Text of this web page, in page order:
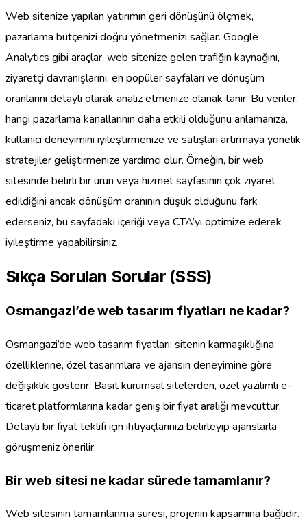
Web sitenize yapılan yatırımın geri dönüşünü ölçmek,
pazarlama bütçenizi doğru yönetmenizi sağlar. Google
Analytics gibi araçlar, web sitenize gelen trafiğin kaynağını,
ziyaretçi davranışlarını, en popüler sayfaları ve dönüşüm
oranlarını detaylı olarak analiz etmenize olanak tanır. Bu veriler,
hangi pazarlama kanallarının daha etkili olduğunu anlamanıza,
kullanıcı deneyimini iyileştirmenize ve satışları artırmaya yönelik
stratejiler geliştirmenize yardımcı olur. Örneğin, bir web
sitesinde belirli bir ürün veya hizmet sayfasının çok ziyaret
edildiğini ancak dönüşüm oranının düşük olduğunu fark
ederseniz, bu sayfadaki içeriği veya CTA’yı optimize ederek
iyileştirme yapabilirsiniz.
Sıkça Sorulan Sorular (SSS)
Osmangazi’de web tasarım fiyatları ne kadar?
Osmangazi’de web tasarım fiyatları; sitenin karmaşıklığına,
özelliklerine, özel tasarımlara ve ajansın deneyimine göre
değişiklik gösterir. Basit kurumsal sitelerden, özel yazılımlı e-
ticaret platformlarına kadar geniş bir fiyat aralığı mevcuttur.
Detaylı bir fiyat teklifi için ihtiyaçlarınızı belirleyip ajanslarla
görüşmeniz önerilir.
Bir web sitesi ne kadar sürede tamamlanır?
Web sitesinin tamamlanma süresi, projenin kapsamına bağlıdır.